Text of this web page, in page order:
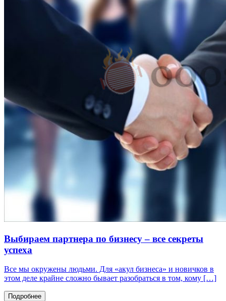
Выбираем партнера по бизнесу – все секреты
успеха
Все мы окружены людьми. Для «акул бизнеса» и новичков в
этом деле крайне сложно бывает разобраться в том, кому […]
Подробнее